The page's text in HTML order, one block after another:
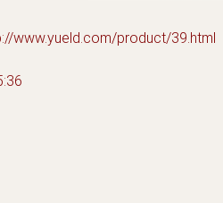
www.yueld.com/product/39.html